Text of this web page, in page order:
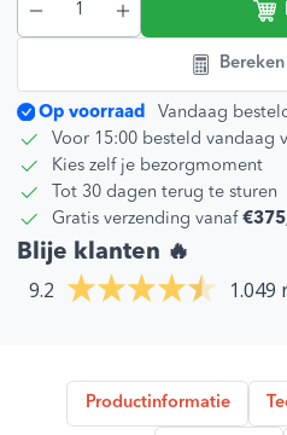
Op voorraad
Vandaag
Voor 15:00 besteld vandaag
Kies zelf je bezorgmoment
Tot 30 dagen terug te sturen
Gratis verzending vanaf
Blije klanten 🔥
9.2 1.049
Productinformatie